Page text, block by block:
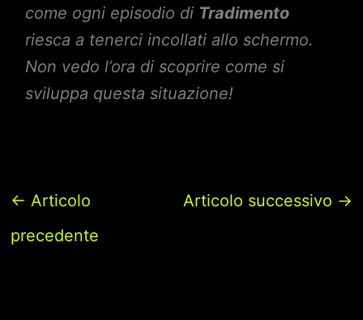
come ogni episodio di Tradimento
riesca a tenerci incollati allo schermo.
Non vedo l’ora di scoprire come si
sviluppa questa situazione!
← Articolo
precedente
Articolo successivo →